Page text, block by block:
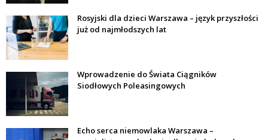
Rosyjski dla dzieci Warszawa – język przyszłości
już od najmłodszych lat
Wprowadzenie do Świata Ciągników
Siodłowych Poleasingowych
Echo serca niemowlaka Warszawa –